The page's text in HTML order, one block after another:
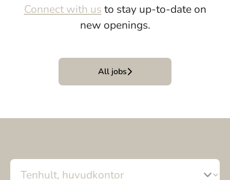
Connect with us to stay up-to-date on
new openings.
All jobs